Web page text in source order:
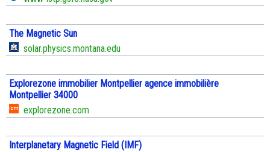
The Magnetic Sun
solar.physics.montana.edu
Explorezone immobilier Montpellier agence immobilière
Montpellier 34000
explorezone.com
Interplanetary Magnetic Field (IMF)